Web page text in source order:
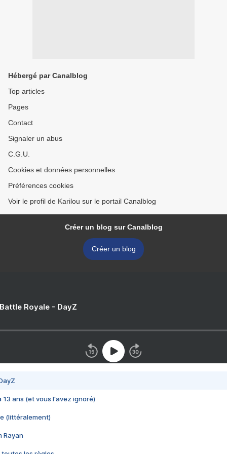
Hébergé par Canalblog
Top articles
Pages
Contact
Signaler un abus
C.G.U.
Cookies et données personnelles
Préférences cookies
Voir le profil de Karilou sur le portail Canalblog
Créer un blog sur Canalblog
Créer un blog
Royale - DayZ
13 ans (et vous l'avez ignoré)
(littéralement)
Rayan